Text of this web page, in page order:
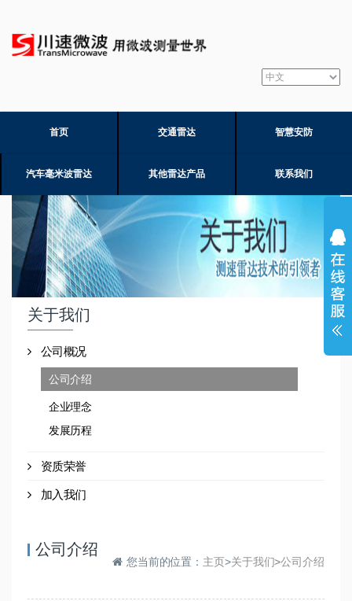
首页 交通雷达 智慧安防
汽车毫米波雷达 其他雷达产品 联系我们
关于我们
公司概况
公司介绍
企业理念
发展历程
资质荣誉
加入我们
公司介绍
您当前的位置： 主页>关于我们>公司介绍